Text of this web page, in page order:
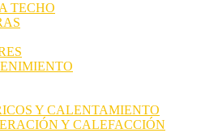
TECHO
Y CALENTAMIENTO
Y CALEFACCIÓN